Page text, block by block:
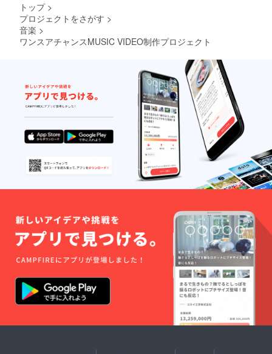
トップ >
プロジェクトをさがす >
音楽 >
ワンスアチャンスMUSIC VIDEO制作プロジェクト